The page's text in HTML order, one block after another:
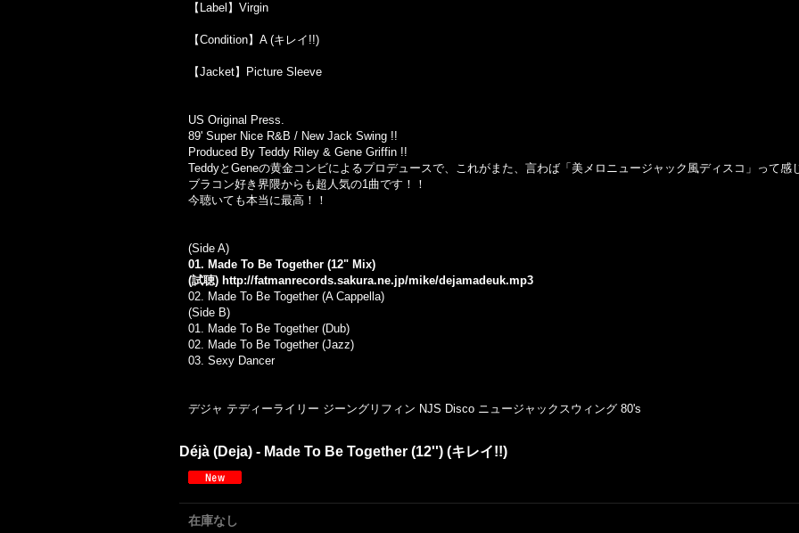
【Label】Virgin
【Condition】A (キレイ!!)
【Jacket】Picture Sleeve
US Original Press.
89' Super Nice R&B / New Jack Swing !!
Produced By Teddy Riley & Gene Griffin !!
TeddyとGeneの黄金コンビによるプロデュースで、これがまた、言わば「美メロニュージャック風ディスコ」って感
ブラコン好き界隈からも超人気の1曲です！！
今聴いても本当に最高！！
(Side A)
01. Made To Be Together (12" Mix)
(試聴) http://fatmanrecords.sakura.ne.jp/mike/dejamadeuk.mp3
02. Made To Be Together (A Cappella)
(Side B)
01. Made To Be Together (Dub)
02. Made To Be Together (Jazz)
03. Sexy Dancer
デジャ テディーライリー ジーングリフィン NJS Disco ニュージャックスウィング 80's
Déjà (Deja) - Made To Be Together (12'') (キレイ!!)
在庫なし